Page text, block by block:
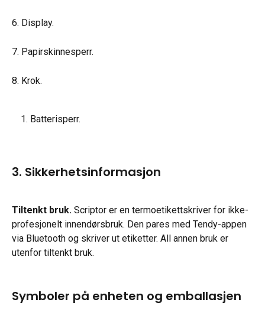
6. Display.
7. Papirskinnesperr.
8. Krok.
Batterisperr.
3. Sikkerhetsinformasjon
Tiltenkt bruk. Scriptor er en termoetikettskriver for ikke-
profesjonelt innendørsbruk. Den pares med Tendy-appen
via Bluetooth og skriver ut etiketter. All annen bruk er
utenfor tiltenkt bruk.
Symboler på enheten og emballasjen